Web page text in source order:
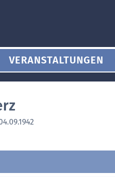
VERANSTALTUNGEN